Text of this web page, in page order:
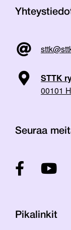
STTK
00101
Seuraa
Pikalinkit